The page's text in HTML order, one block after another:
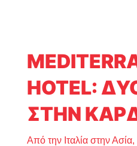
HOTEL:
ΣΤΗΝ
Από την Ιταλία στην